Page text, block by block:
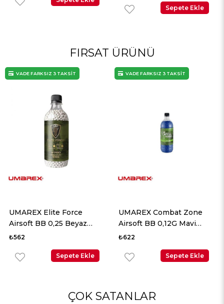
Sepete Ekle Sepete Ekle
FIRSAT ÜRÜNÜ
UMAREX Combat Zone
Airsoft BB 0,12G Mavi
5000 Adet
₺622
Sepete Ekle
VADE FARKSIZ 3 TAKSİT
UMAREX Combat Zone
Airsoft BB 0,12G Sarı 5000
Adet
₺622
Sepete Ekle
VADE FARKSIZ 3 TAKSİT
ÇOK SATANLAR